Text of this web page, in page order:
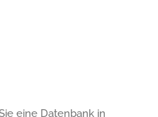
eine Datenbank in